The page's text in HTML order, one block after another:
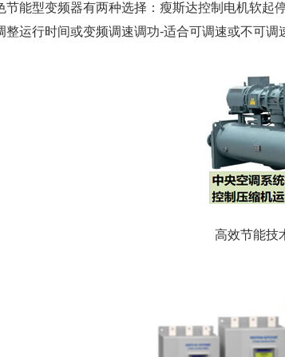
型变频器有两种选择：瘦斯达控制电机软起
整运行时间或变频调速调功-适合可调速或不可调
高效节能技